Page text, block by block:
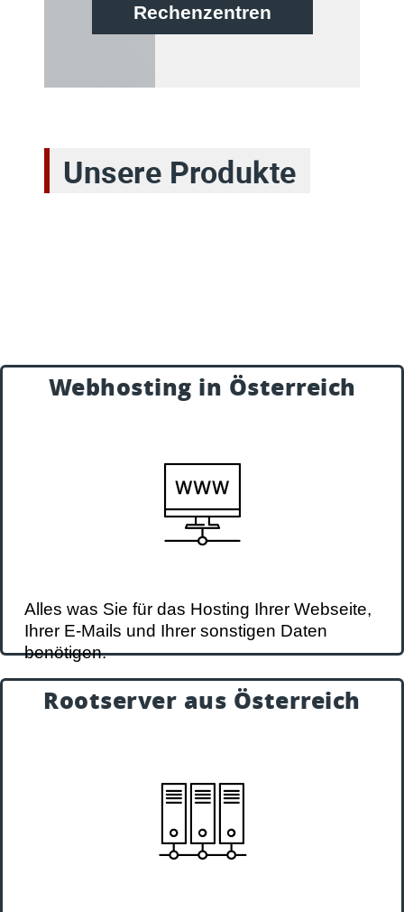
Rechenzentren
Unsere Produkte
Webhosting in Österreich
Alles was Sie für das Hosting Ihrer Webseite,
Ihrer E-Mails und Ihrer sonstigen Daten
benötigen.
Webhosting
Webhosting, Domains, Online Speicher und
WordPress Hosting.
zu Webhosting aus Österreich
Rootserver aus Österreich
Rootserver
Server und Managed Server warten auf Sie.